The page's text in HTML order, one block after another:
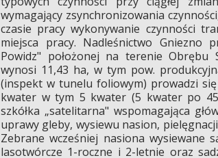
wymagający zsynchronizowania
czasie pracy wykonywanie czynności
miejsca pracy. Nadleśnictwo Gniezno
Powidz" położonej na terenie Obrębu
wynosi 11,43 ha, w tym pow.
(inspekt w tunelu foliowym) prowadzi
kwater w tym 5 kwater (5 kwater po
szkółka „satelitarna" wspomagająca
uprawy gleby, wysiewu nasion,
Zebrane wcześniej nasiona wysiewane
lasotwórcze 1-roczne i 2-letnie oraz